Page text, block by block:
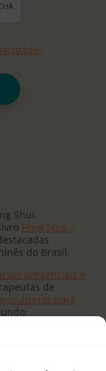
.
Shui,
Feng Shui –
do Brasil.
presenciais e
de
para